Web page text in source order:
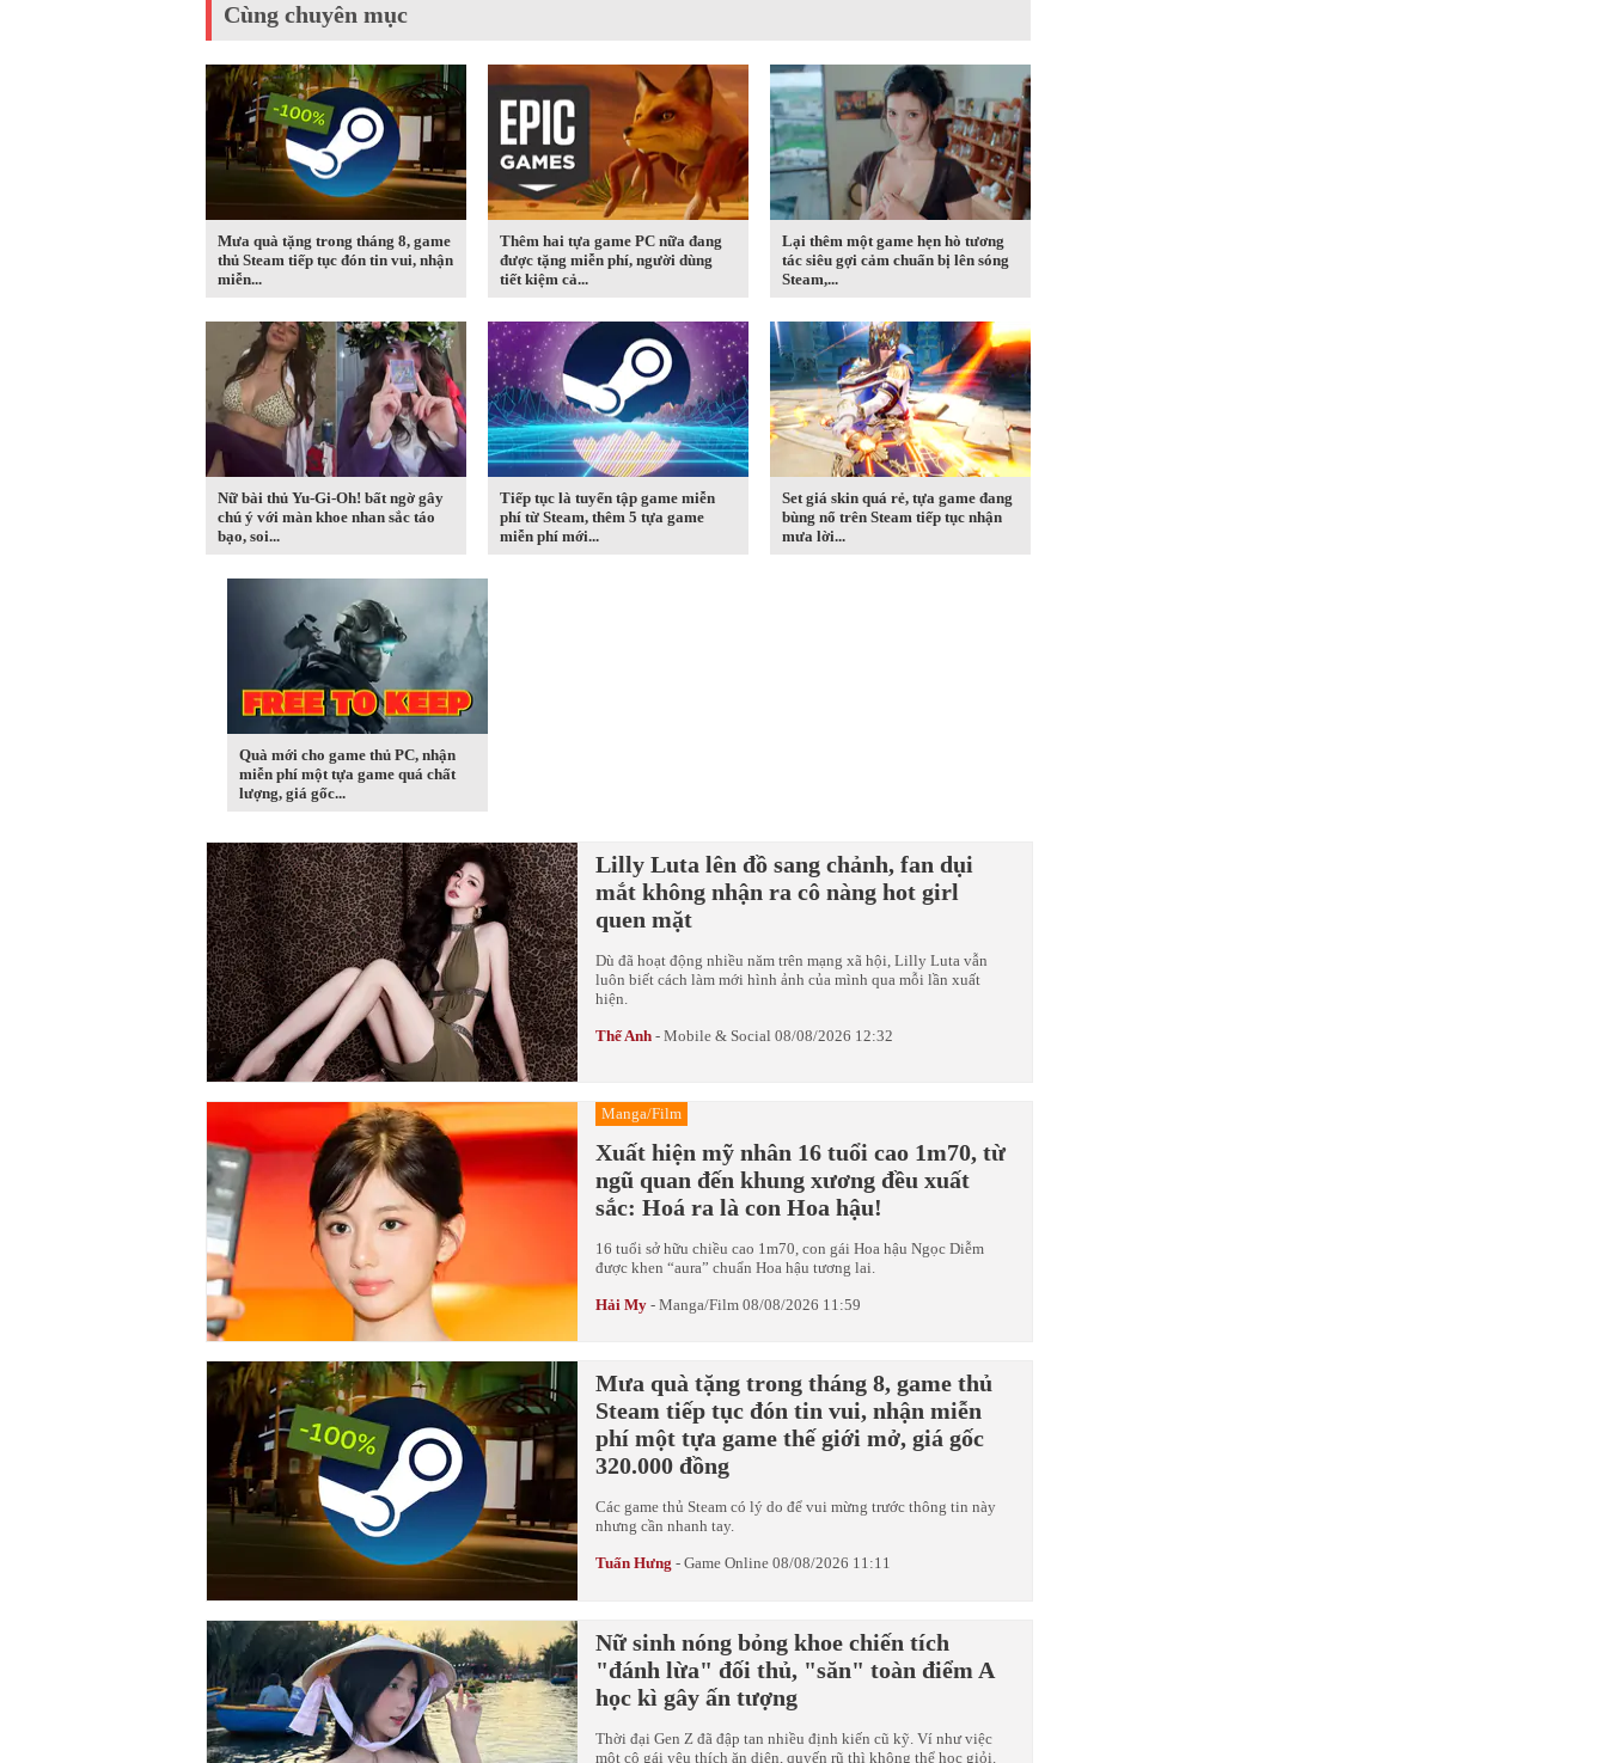
Cùng chuyên mục
Mưa quà tặng trong tháng 8, game
thủ Steam tiếp tục đón tin vui, nhận
miễn...
Thêm hai tựa game PC nữa đang
được tặng miễn phí, người dùng
tiết kiệm cả...
Lại thêm một game hẹn hò tương
tác siêu gợi cảm chuẩn bị lên sóng
Steam,...
Nữ bài thủ Yu-Gi-Oh! bất ngờ gây
chú ý với màn khoe nhan sắc táo
bạo, soi...
Tiếp tục là tuyển tập game miễn
phí từ Steam, thêm 5 tựa game
miễn phí mới...
Set giá skin quá rẻ, tựa game đang
bùng nổ trên Steam tiếp tục nhận
mưa lời...
Quà mới cho game thủ PC, nhận
miễn phí một tựa game quá chất
lượng, giá gốc...
Lilly Luta lên đồ sang chảnh, fan dụi
mắt không nhận ra cô nàng hot girl
quen mặt
Dù đã hoạt động nhiều năm trên mạng xã hội, Lilly Luta vẫn
luôn biết cách làm mới hình ảnh của mình qua mỗi lần xuất
hiện.
Thế Anh - Mobile & Social 08/08/2026 12:32
Manga/Film
Xuất hiện mỹ nhân 16 tuổi cao 1m70, từ
ngũ quan đến khung xương đều xuất
sắc: Hoá ra là con Hoa hậu!
16 tuổi sở hữu chiều cao 1m70, con gái Hoa hậu Ngọc Diễm
được khen “aura” chuẩn Hoa hậu tương lai.
Hải My - Manga/Film 08/08/2026 11:59
Mưa quà tặng trong tháng 8, game thủ
Steam tiếp tục đón tin vui, nhận miễn
phí một tựa game thế giới mở, giá gốc
320.000 đồng
Các game thủ Steam có lý do để vui mừng trước thông tin này
nhưng cần nhanh tay.
Tuấn Hưng - Game Online 08/08/2026 11:11
Nữ sinh nóng bỏng khoe chiến tích
"đánh lừa" đối thủ, "săn" toàn điểm A
học kì gây ấn tượng
Thời đại Gen Z đã đập tan nhiều định kiến cũ kỹ. Ví như việc
một cô gái yêu thích ăn diện, quyến rũ thì không thể học giỏi.